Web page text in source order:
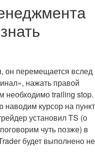
он перемещается вслед
нажать правой
необходимо trailing stop.
курсор на пункт
установил TS (о
чуть позже) в
будет выполнено не